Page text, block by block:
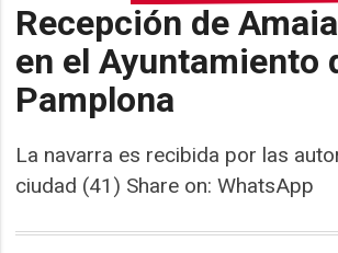
Recepción de
en el Ayuntamiento
Pamplona
La navarra es recibida por las
ciudad (41) Share on: WhatsApp